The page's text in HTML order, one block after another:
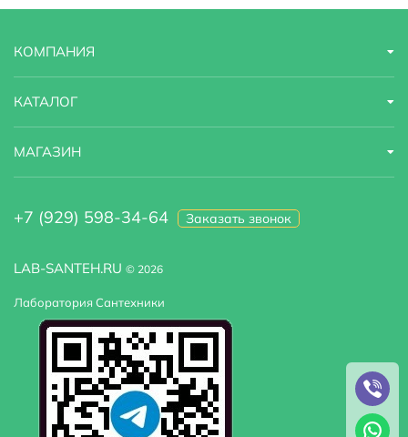
LAB-SANTEH.RU © 2026
Лаборатория Сантехники
КОМПАНИЯ
КАТАЛОГ
МАГАЗИН
+7 (929) 598-34-64 Заказать звонок